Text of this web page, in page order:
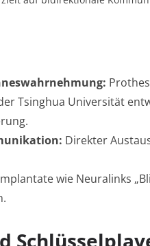
Tsinghua Universität
.
Direkter
wie Neuralinks
.